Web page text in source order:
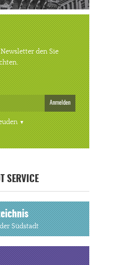
den Sie
Anmelden
SERVICE
Südstadt